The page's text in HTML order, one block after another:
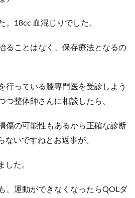
。18cc 血混じりでした。
ることはなく、保存療法となるの
行っている膝専門医を受診しよう
つ整体師さんに相談したら、
傷の可能性もあるから正確な診断
いですねとお返事が。
た。
、運動ができなくなったらQOLダ